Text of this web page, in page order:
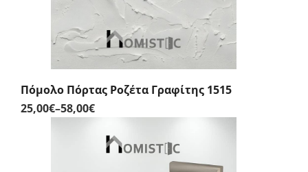
Πόμολο Πόρτας Ροζέτα Γραφίτης 1515
25,00€–58,00€Price
range:
25,00€